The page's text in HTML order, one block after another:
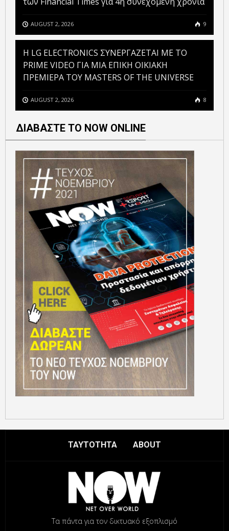
AUGUST 2, 2026 9
H LG ELECTRONICS ΣΥΝΕΡΓΑΖΕΤΑΙ ΜΕ ΤΟ
PRIME VIDEO ΓΙΑ ΜΙΑ ΕΠΙΚΗ ΟΙΚΙΑΚΗ
ΠΡΕΜΙΕΡΑ ΤΟΥ MASTERS OF THE UNIVERSE
AUGUST 2, 2026 8
ΔΙΑΒΑΣΤΕ ΤΟ NOW ONLINE
ΤΑΥΤΟΤΗΤΑ ABOUT
Τα πάντα για τον δικτυακό εξοπλισμό